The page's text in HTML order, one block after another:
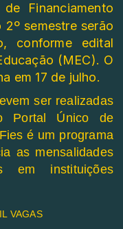
de Financiamento
semestre serão
conforme edital
(MEC). O
em 17 de julho.
ser realizadas
Portal Único de
é um programa
as mensalidades
em instituições
VAGAS